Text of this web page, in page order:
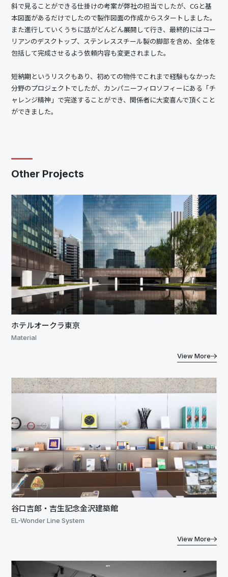
斜で見ることができる仕掛けの考案が弊社の担当でしたが、CGと基
本図面があるだけでしたので製作図面の作成からスタートしました。
また進行していくうちに話がどんどん展開して行き、最終的にはコー
リアンのデスクトップ、ステンレススチール製の脚部を含め、全体を
包括して完成させるよう依頼内容も変更されました。
短納期というリスクもあり、初めての物件でこれまで経験もなかった
分野のプロジェクトでしたが、カンパニーフィロソフィーにある「チ
ャレンジ精神」で完遂することができ、関係者に大変喜んで頂くこと
ができました。
Other Projects
ホテルオークラ東京
Material
View More
谷口吉郎・吉生記念金沢建築館
EL-Wonder Line System
View More